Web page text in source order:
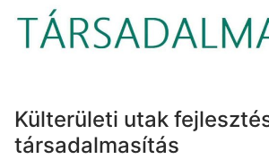
Külterületi utak
társadalmasítás